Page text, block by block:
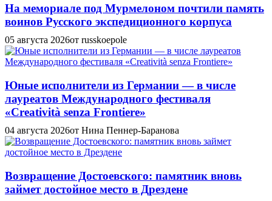
На мемориале под Мурмелоном почтили память
воинов Русского экспедиционного корпуса
05 августа 2026от russkoepole
Юные исполнители из Германии — в числе
лауреатов Международного фестиваля
«Creatività senza Frontiere»
04 августа 2026от Нина Пеннер-Баранова
Возвращение Достоевского: памятник вновь
займет достойное место в Дрездене